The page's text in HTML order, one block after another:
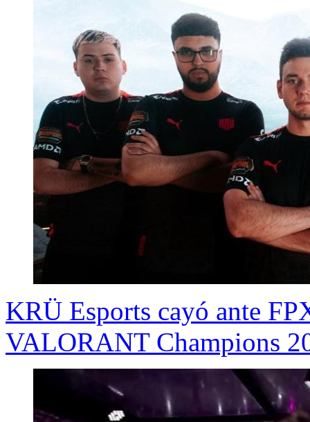
KRÜ Esports cayó ante
VALORANT Champions